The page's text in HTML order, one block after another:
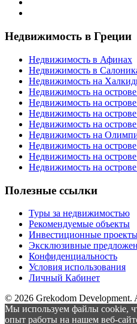
Недвижимость в Греции
Недвижимость в Афинах
Недвижимость в
Недвижимость на
Недвижимость на
Недвижимость на
Недвижимость на
Недвижимость на
Недвижимость на
Недвижимость на
Недвижимость на
Недвижимость на
Полезные ссылки
Туры за недвижимостью
Рекомендуемые объекты
Инвестиционные
Эксклюзивные
Конфиденциальность
Условия использования
Личный Кабинет
© 2026 Grekodom Development.
Мы используем файлы cookie,
опыт работы на нашем веб-